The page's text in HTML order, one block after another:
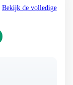
Bekijk de volledige